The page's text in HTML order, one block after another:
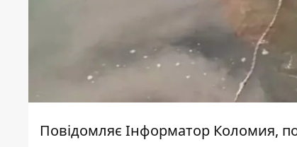
Повідомляє Інформатор Коломия,